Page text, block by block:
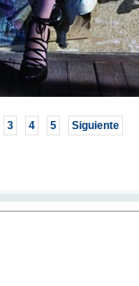
3 4 5 Siguiente